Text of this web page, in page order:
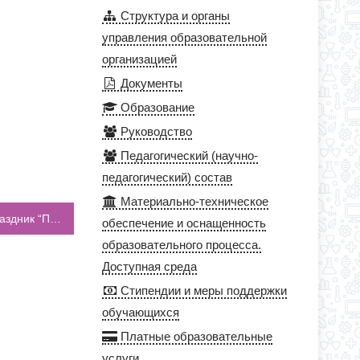
Структура и органы
управления образовательной
организацией
Документы
Образование
Руководство
Педагогический (научно-
педагогический) состав
Материально-техническое
обеспечение и оснащенность
образовательного процесса.
Доступная среда
Стипендии и меры поддержки
обучающихся
Платные образовательные